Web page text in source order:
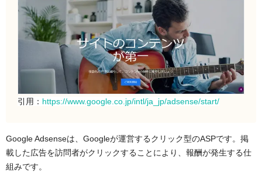
引用： https://www.google.co.jp/intl/ja_jp/adsense/start/
Google Adsenseは、Googleが運営するクリック型のASPです。掲
載した広告を訪問者がクリックすることにより、報酬が発生する仕
組みです。